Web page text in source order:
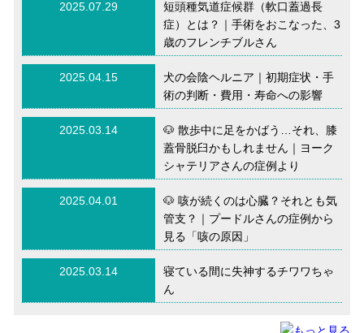
2025.07.29
短頭種気道症候群（軟口蓋過長
症）とは？｜手術をおこなった、3
歳のフレンチブルさん
2025.04.15
犬の会陰ヘルニア｜初期症状・手
術の判断・費用・寿命への影響
2025.03.14
🐶 散歩中に足をかばう…それ、膝
蓋骨脱臼かもしれません｜ヨーク
シャテリアさんの症例より
2025.04.01
🐶 咳が続くのは心臓？それとも気
管支？｜プードルさんの症例から
見る「咳の原因」
2025.03.14
寝ている間に失神するチワワちゃ
ん